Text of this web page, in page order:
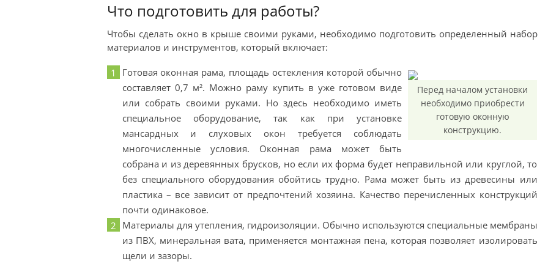
Что подготовить для работы?
Чтобы сделать окно в крыше своими руками, необходимо подготовить определенный набор
материалов и инструментов, который включает:
Перед началом установки
необходимо приобрести
готовую оконную
конструкцию.
Готовая оконная рама, площадь остекления которой обычно
составляет 0,7 м². Можно раму купить в уже готовом виде
или собрать своими руками. Но здесь необходимо иметь
специальное оборудование, так как при установке
мансардных и слуховых окон требуется соблюдать
многочисленные условия. Оконная рама может быть
собрана и из деревянных брусков, но если их форма будет неправильной или круглой, то
без специального оборудования обойтись трудно. Рама может быть из древесины или
пластика – все зависит от предпочтений хозяина. Качество перечисленных конструкций
почти одинаковое.
Материалы для утепления, гидроизоляции. Обычно используются специальные мембраны
из ПВХ, минеральная вата, применяется монтажная пена, которая позволяет изолировать
щели и зазоры.